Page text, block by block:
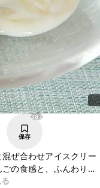
387
保存
ぜ合わせアイスクリー
の食感と、ふんわりと
もさっぱりとお召し上